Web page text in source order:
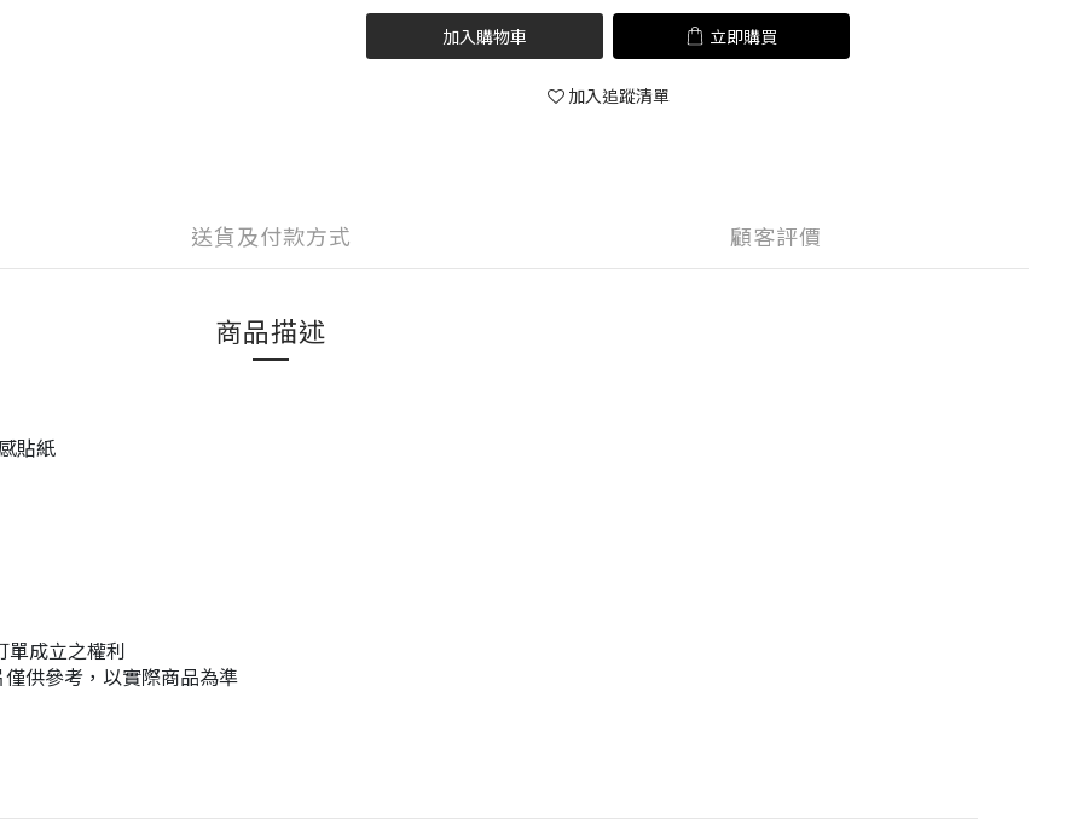
加入購物車 立即購買
加入追蹤清單
送貨及付款方式 顧客評價
商品描述
貼紙
成立之權利
供參考，以實際商品為準